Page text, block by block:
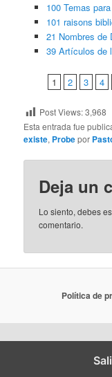
100 Temas
101 raisons
21 Nombres de
39 Artículos de
1 2 3 4
Post Views:3,968
Esta entrada fue
existe, Probepor
Deja un
Lo siento, debes
comentario.
Política de